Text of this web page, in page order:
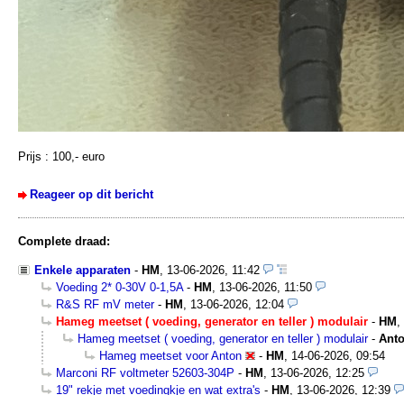
Prijs : 100,- euro
Reageer op dit bericht
Complete draad:
Enkele apparaten - HM , 13-06-2026, 11:42
Voeding 2* 0-30V 0-1,5A- HM , 13-06-2026, 11:50
R&S RF mV meter- HM , 13-06-2026, 12:04
Hameg meetset ( voeding, generator en teller ) modulair - HM ,
Hameg meetset ( voeding, generator en teller ) modulair-
Hameg meetset voor Anton
- HM , 14-06-2026, 09:54
Marconi RF voltmeter 52603-304P - HM , 13-06-2026, 12:25
19" rekje met voedingkje en wat extra's - HM , 13-06-2026, 12:39